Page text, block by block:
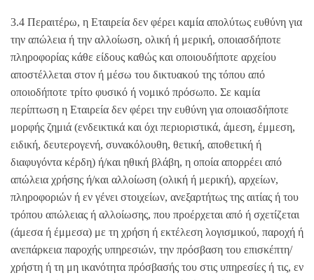
3.4 Περαιτέρω, η Εταιρεία δεν φέρει καμία απολύτως ευθύνη για
την απώλεια ή την αλλοίωση, ολική ή μερική, οποιασδήποτε
πληροφορίας κάθε είδους καθώς και οποιουδήποτε αρχείου
αποστέλλεται στον ή μέσω του δικτυακού της τόπου από
οποιοδήποτε τρίτο φυσικό ή νομικό πρόσωπο. Σε καμία
περίπτωση η Εταιρεία δεν φέρει την ευθύνη για οποιασδήποτε
μορφής ζημιά (ενδεικτικά και όχι περιοριστικά, άμεση, έμμεση,
ειδική, δευτερογενή, συνακόλουθη, θετική, αποθετική ή
διαφυγόντα κέρδη) ή/και ηθική βλάβη, η οποία απορρέει από
απώλεια χρήσης ή/και αλλοίωση (ολική ή μερική), αρχείων,
πληροφοριών ή εν γένει στοιχείων, ανεξαρτήτως της αιτίας ή του
τρόπου απώλειας ή αλλοίωσης, που προέρχεται από ή σχετίζεται
(άμεσα ή έμμεσα) με τη χρήση ή εκτέλεση λογισμικού, παροχή ή
ανεπάρκεια παροχής υπηρεσιών, την πρόσβαση του επισκέπτη/
χρήστη ή τη μη ικανότητα πρόσβασής του στις υπηρεσίες ή τις, εν